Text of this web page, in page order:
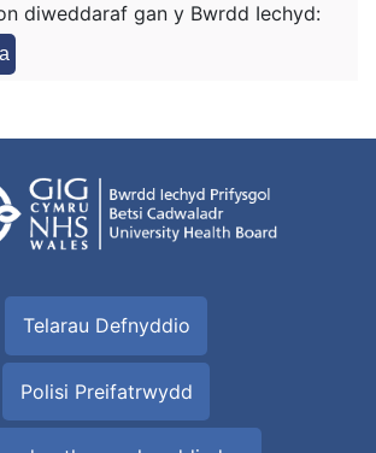
diweddaraf gan y Bwrdd Iechyd:
Telarau Defnyddio
Polisi Preifatrwydd